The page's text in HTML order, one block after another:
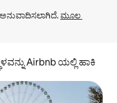
ಮೂಲ
Airbnb ಯಲ್ಲಿ ಹಾಕಿ